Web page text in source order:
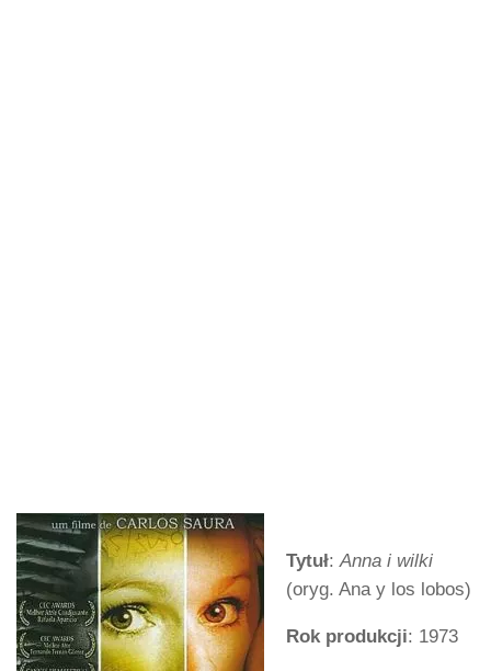
Tytuł:Anna i wilki
(oryg. Ana y los lobos)
Rok produkcji: 1973